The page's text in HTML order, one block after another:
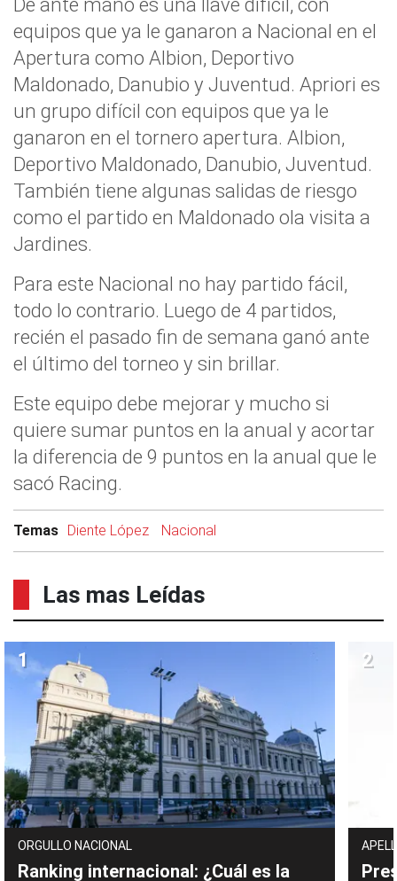
equipos que ya le ganaron a Nacional en el
Apertura como Albion, Deportivo
Maldonado, Danubio y Juventud. Apriori es
un grupo difícil con equipos que ya le
ganaron en el tornero apertura. Albion,
Deportivo Maldonado, Danubio, Juventud.
También tiene algunas salidas de riesgo
como el partido en Maldonado ola visita a
Jardines.
Para este Nacional no hay partido fácil,
todo lo contrario. Luego de 4 partidos,
recién el pasado fin de semana ganó ante
el último del torneo y sin brillar.
Este equipo debe mejorar y mucho si
quiere sumar puntos en la anual y acortar
la diferencia de 9 puntos en la anual que le
sacó Racing.
Temas Diente López Nacional
Las mas Leídas
ORGULLO NACIONAL
Ranking internacional: ¿Cuál es la